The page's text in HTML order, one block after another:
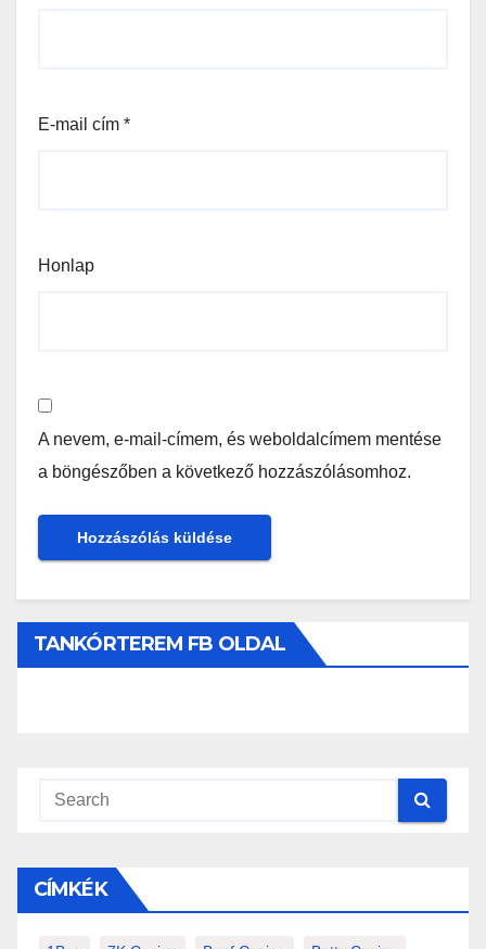
E-mail cím *
Honlap
A nevem, e-mail-címem, és weboldalcímem mentése
a böngészőben a következő hozzászólásomhoz.
TANKÓRTEREM FB OLDAL
CÍMKÉK